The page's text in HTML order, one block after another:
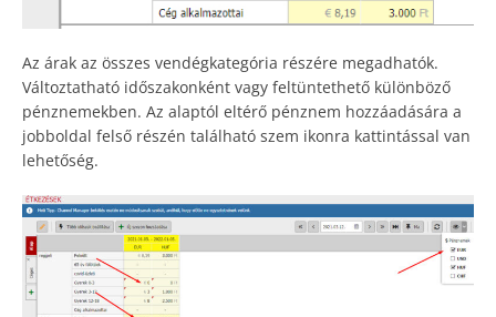
Az árak az összes vendégkategória részére megadhatók.
Változtatható időszakonként vagy feltüntethető különböző
pénznemekben. Az alaptól eltérő pénznem hozzáadására a
jobboldal felső részén található szem ikonra kattintással van
lehetőség.